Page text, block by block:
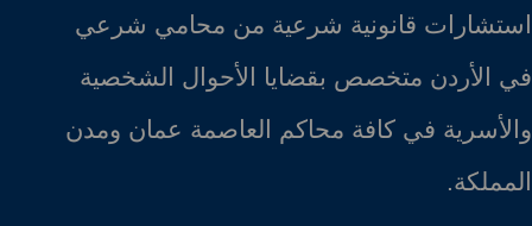
استشارات قانونية شرعية من محامي شرعي
في الأردن متخصص بقضايا الأحوال الشخصية
والأسرية في كافة محاكم العاصمة عمان ومدن
المملكة.